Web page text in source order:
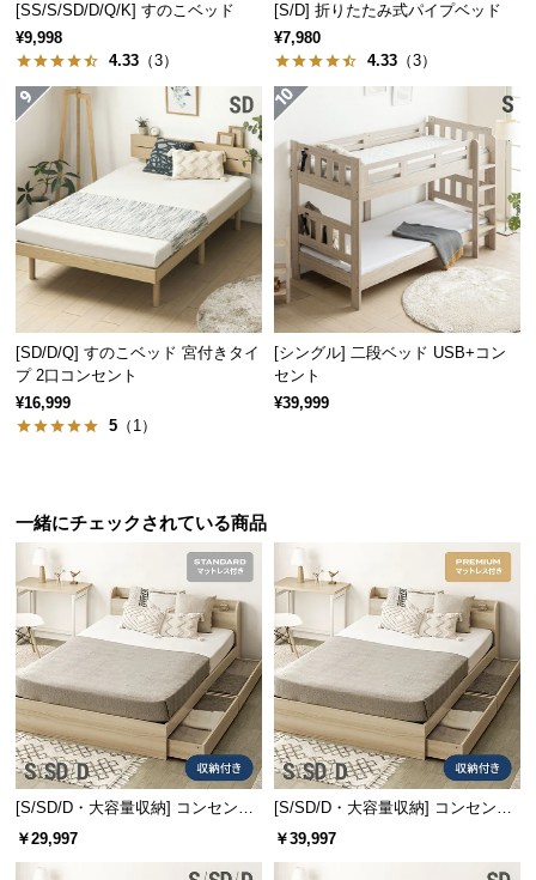
[SS/S/SD/D/Q/K] すのこベッド
¥9,998
4.33 （3）
[S/D] 折りたたみ式パイプベッド
¥7,980
4.33 （3）
[SD/D/Q] すのこベッド 宮付きタイ
プ 2口コンセント
¥16,999
5 （1）
[シングル] 二段ベッド USB+コン
セント
¥39,999
一緒にチェックされている商品
[S/SD/D・大容量収納] コンセント
機能付きベッド マットレス付き
￥29,997
[S/SD/D・大容量収納] コンセント
機能付きベッド プレミアムマット
￥39,997